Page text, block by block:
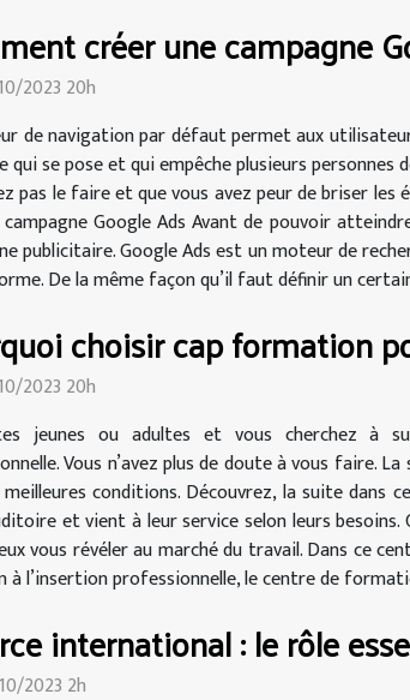
créer une campagne
2023 20h
de navigation par défaut permet aux
qui se pose et qui empêche plusieurs
pas le faire et que vous avez peur de briser
Google Ads Avant de pouvoir
publicitaire. Google Ads est un moteur de
De la même façon qu’il faut définir un
choisir cap formation
2023 20h
jeunes ou adultes et vous cherchez à
Vous n’avez plus de doute à vous faire.
conditions. Découvrez, la suite
et vient à leur service selon leurs
vous révéler au marché du travail. Dans ce
l’insertion professionnelle, le centre de
international : le rôle
2023 2h